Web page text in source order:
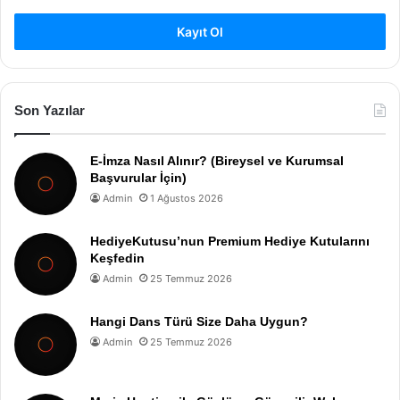
Kayıt Ol
Son Yazılar
E-İmza Nasıl Alınır? (Bireysel ve Kurumsal
Başvurular İçin)
Admin 1 Ağustos 2026
HediyeKutusu’nun Premium Hediye Kutularını
Keşfedin
Admin 25 Temmuz 2026
Hangi Dans Türü Size Daha Uygun?
Admin 25 Temmuz 2026